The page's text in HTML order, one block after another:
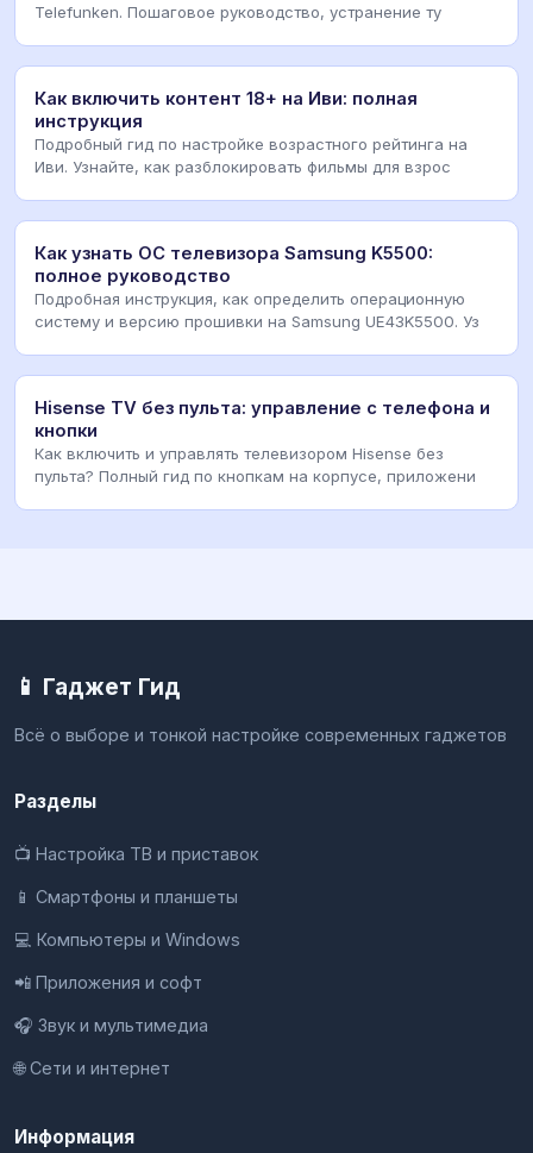
Telefunken. Пошаговое руководство, устранение ту
Как включить контент 18+ на Иви: полная
инструкция
Подробный гид по настройке возрастного рейтинга на
Иви. Узнайте, как разблокировать фильмы для взрос
Как узнать ОС телевизора Samsung K5500:
полное руководство
Подробная инструкция, как определить операционную
систему и версию прошивки на Samsung UE43K5500. Уз
Hisense TV без пульта: управление с телефона и
кнопки
Как включить и управлять телевизором Hisense без
пульта? Полный гид по кнопкам на корпусе, приложени
📱 Гаджет Гид
Всё о выборе и тонкой настройке современных гаджетов
Разделы
📺 Настройка ТВ и приставок
📱 Смартфоны и планшеты
💻 Компьютеры и Windows
📲 Приложения и софт
🎧 Звук и мультимедиа
🌐 Сети и интернет
Информация